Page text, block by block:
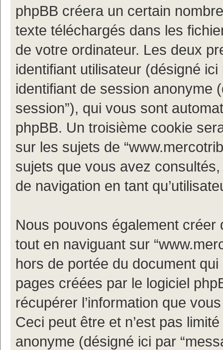
phpBB créera un certain
texte téléchargés dans les
de votre ordinateur. Les deux
identifiant utilisateur (désigné ici
identifiant de session anonyme
session”), qui vous sont
phpBB. Un troisième cookie
sur les sujets de
sujets que vous avez
de navigation en tant
Nous pouvons également
tout en naviguant sur
hors de portée du document
pages créées par le logiciel
récupérer l’information que
Ceci peut être et n’est pas
anonyme (désigné ici par